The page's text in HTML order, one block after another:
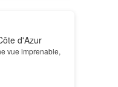
d'Azur
vue imprenable,